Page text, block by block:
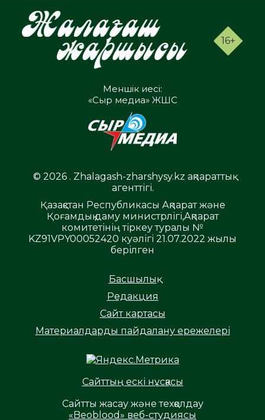
16+
Меншік иесі:
«Сыр медиа» ЖШС
© 2026 . Zhalagash-zharshysy.kz ақпараттық
агенттігі.
Қазақстан Республикасы Ақпарат және
Қоғамдық даму министрлігі,Ақпарат
комитетінің тіркеу туралы №
KZ91VPY00052420 куәлігі 21.07.2022 жылы
берілген
Басшылық
Редакция
Сайт картасы
Материалдарды пайдалану ережелері
Сайттың ескі нұсқасы
Сайтты жасау және техқолдау
«Beoblood» веб-студиясы